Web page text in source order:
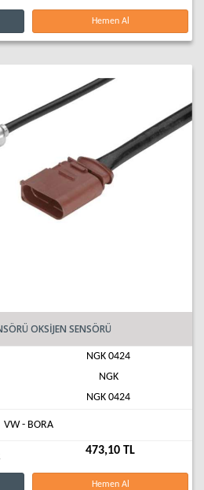
Hemen Al
OKSİJEN SENSÖRÜ
NGK 0424
NGK
NGK 0424
VW - BORA
473,10 TL
Hemen Al